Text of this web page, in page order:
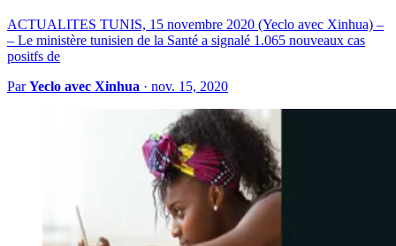
ACTUALITES TUNIS, 15 novembre 2020 (Yeclo avec Xinhua) –
– Le ministère tunisien de la Santé a signalé 1.065 nouveaux cas
positfs de
ParYeclo avec Xinhua · nov. 15, 2020